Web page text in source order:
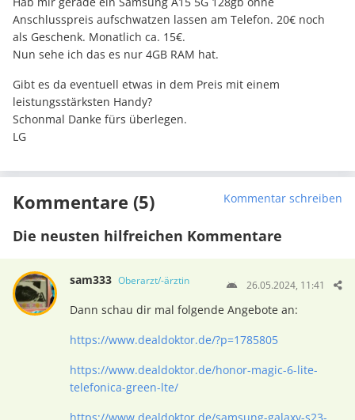
Anschlusspreis aufschwatzen lassen am Telefon. 20€ noch
als Geschenk. Monatlich ca. 15€.
Nun sehe ich das es nur 4GB RAM hat.
Gibt es da eventuell etwas in dem Preis mit einem
leistungsstärksten Handy?
Schonmal Danke fürs überlegen.
LG
Kommentare (5) Kommentar schreiben
Die neusten hilfreichen Kommentare
sam333 Oberarzt/-ärztin 26.05.2024, 11:41
Dann schau dir mal folgende Angebote an:
https://www.dealdoktor.de/?p=1785805
https://www.dealdoktor.de/honor-magic-6-lite-
telefonica-green-lte/